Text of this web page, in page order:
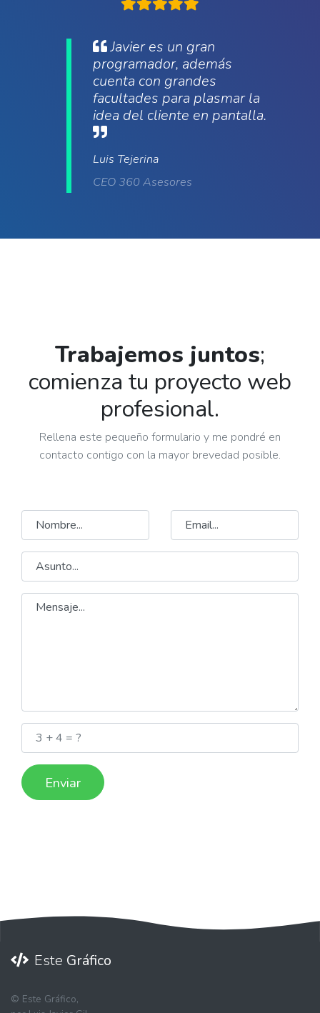
Javier es un gran
programador, además
cuenta con grandes
facultades para plasmar la
idea del cliente en pantalla.
Luis Tejerina
CEO 360 Asesores
Trabajemos juntos;
comienza tu proyecto web
profesional.
Rellena este pequeño formulario y me pondré en
contacto contigo con la mayor brevedad posible.
Este Gráfico
© Este Gráfico,